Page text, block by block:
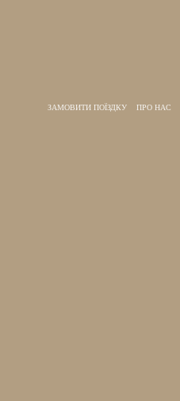
ЗАМОВИТИ ПОЇЗДКУ ПРО НАС